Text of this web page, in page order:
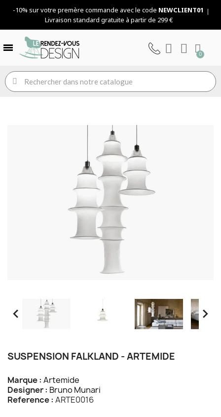
-10% sur votre premère commande avec le code NEWCLIENT01
Livraison standard gratuite à partir de 299 €
 
SUSPENSION FALKLAND - ARTEMIDE
Marque : Artemide
Designer : Bruno Munari
Reference : ARTE0016